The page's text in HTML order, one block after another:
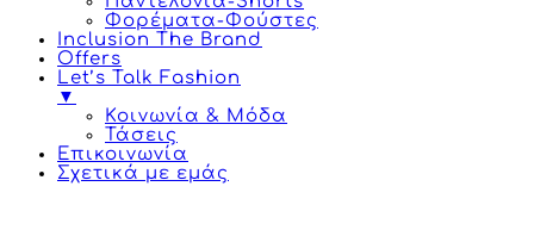
Φορέματα-Φούστες
Inclusion The Brand
Offers
Let’s Talk Fashion
▼
Κοινωνία & Μόδα
Τάσεις
Επικοινωνία
Σχετικά με εμάς